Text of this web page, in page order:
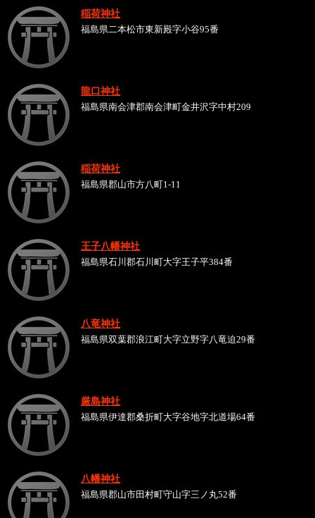
稲荷神社
福島県二本松市東新殿字小谷95番
龍口神社
福島県南会津郡南会津町金井沢字中村209
稲荷神社
福島県郡山市方八町1-11
王子八幡神社
福島県石川郡石川町大字王子平384番
八竜神社
福島県双葉郡浪江町大字立野字八竜迫29番
厳島神社
福島県伊達郡桑折町大字谷地字北道場64番
八幡神社
福島県郡山市田村町守山字三ノ丸52番